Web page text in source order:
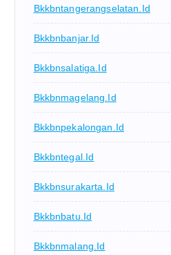
Bkkbntangerangselatan.id
Bkkbnbanjar.id
Bkkbnsalatiga.id
Bkkbnmagelang.id
Bkkbnpekalongan.id
Bkkbntegal.id
Bkkbnsurakarta.id
Bkkbnbatu.id
Bkkbnmalang.id